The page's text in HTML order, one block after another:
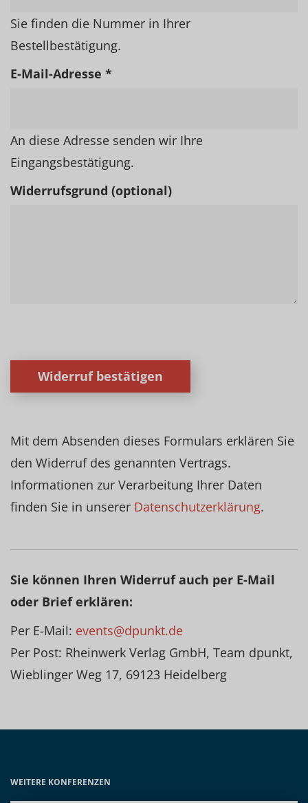
Sie finden die Nummer in Ihrer
Bestellbestätigung.
E-Mail-Adresse *
An diese Adresse senden wir Ihre
Eingangsbestätigung.
Widerrufsgrund (optional)
Widerruf bestätigen
Mit dem Absenden dieses Formulars erklären Sie
den Widerruf des genannten Vertrags.
Informationen zur Verarbeitung Ihrer Daten
finden Sie in unserer Datenschutzerklärung.
Sie können Ihren Widerruf auch per E-Mail
oder Brief erklären:
Per E-Mail: events@dpunkt.de
Per Post: Rheinwerk Verlag GmbH, Team dpunkt,
Wieblinger Weg 17, 69123 Heidelberg
WEITERE KONFERENZEN